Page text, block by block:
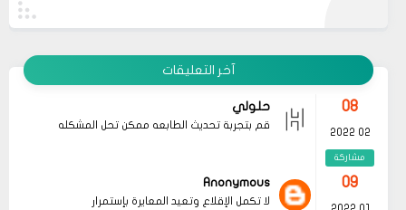
آخر التعليقات
02 2022
مشاركة
حلولي
قم بتجربة تحديث الطابعه
أو عمل إعادة ضبط المصنع
08
02 2022
مشاركة
حلولي
قم بتجربة تحديث الطابعه ممكن تحل المشكله
09
Anonymous
لا تكمل الإقلاع وتعيد المعايرة بإستمرار